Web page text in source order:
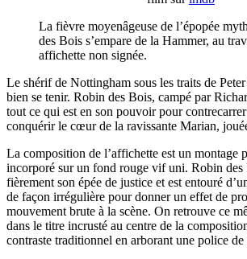
La fièvre moyenâgeuse de l’épopée
des Bois s’empare de la Hammer, au
affichette non signée.
Le shérif de Nottingham sous les traits de Peter
bien se tenir. Robin des Bois, campé par
tout ce qui est en son pouvoir pour contrecarrer
conquérir le cœur de la ravissante Marian,
La composition de l’affichette est un montage
incorporé sur un fond rouge vif uni. Robin
fièrement son épée de justice et est entouré
de façon irrégulière pour donner un effet de
mouvement brute à la scène. On retrouve ce
dans le titre incrusté au centre de la
contraste traditionnel en arborant une police de